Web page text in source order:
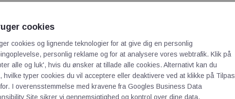
A/S
LEMO Denmark A/S
cookies
cookies og lignende teknologier for at give dig en personlig
personlig reklame og for at analysere vores webtrafik. Klik på
alle og luk', hvis du ønsker at tillade alle cookies. Alternativt kan du
hvilke typer cookies du vil acceptere eller deaktivere ved at klikke på Tilpas
I overensstemmelse med kravene fra Googles Business Data
Site sikrer vi gennemsigtighed og kontrol over dine data.